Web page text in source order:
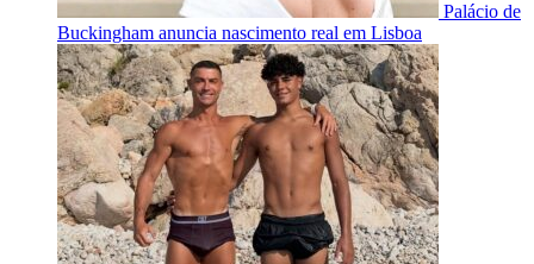
Palácio de
Buckingham anuncia nascimento real em Lisboa